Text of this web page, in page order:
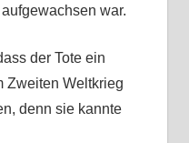
war.
der Tote ein
Zweiten Weltkrieg
denn sie kannte